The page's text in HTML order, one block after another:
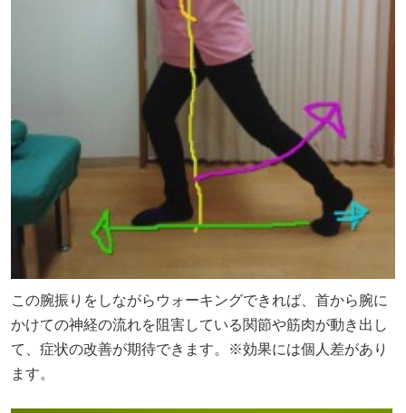
この腕振りをしながらウォーキングできれば、首から腕に
かけての神経の流れを阻害している関節や筋肉が動き出し
て、症状の改善が期待できます。※効果には個人差があり
ます。